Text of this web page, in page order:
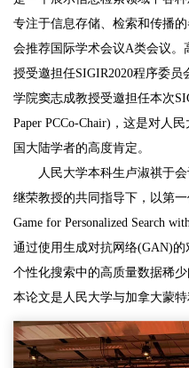
专注于信息存储、检索和传播
会推荐国际学术会议A类会议。
授受邀担任SIGIR2020程序委员
学院窦志成教授受邀担任本次
Paper PCCo-Chair)，这是对人
国大陆学者的高度肯定。
人民大学本科生卢淑祺于
继荣教授的共同指导下，以第
Game for Personalized Search
通过使用生成对抗网络(GAN)
个性化搜索中的高质量数据稀
本论文是人民大学与加拿大蒙特